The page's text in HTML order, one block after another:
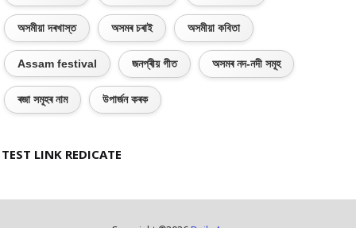
অসমীয়া দৰখাস্ত অসমৰ চৰাই অসমীয়া কবিতা
Assam festival জনপ্ৰীয় গীত অসমৰ নদ-নদী সমূহ
ৰজা সমূহৰ নাম উপাৰ্জন কৰক
TEST LINK REDICATE